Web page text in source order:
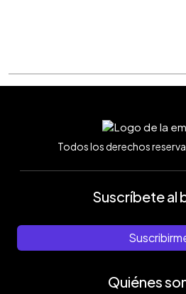
Todos los derechos
Suscríbete al
Quiénes